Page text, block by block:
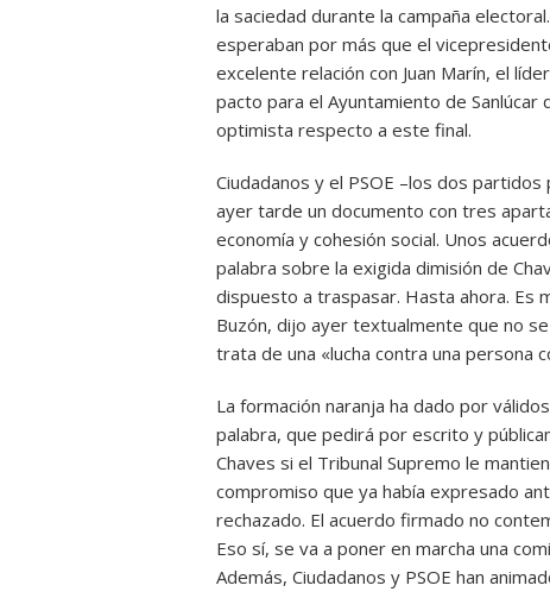
la saciedad durante la campaña
esperaban por más que el
excelente relación con Juan Marín, el
pacto para el Ayuntamiento de
optimista respecto a este final.
Ciudadanos y el PSOE –los dos
ayer tarde un documento con tres
economía y cohesión social. Unos
palabra sobre la exigida dimisión de
dispuesto a traspasar. Hasta ahora. Es
Buzón, dijo ayer textualmente que no
trata de una «lucha contra una persona
La formación naranja ha dado por
palabra, que pedirá por escrito y
Chaves si el Tribunal Supremo le
compromiso que ya había expresado
rechazado. El acuerdo firmado no
Eso sí, se va a poner en marcha una
Además, Ciudadanos y PSOE han